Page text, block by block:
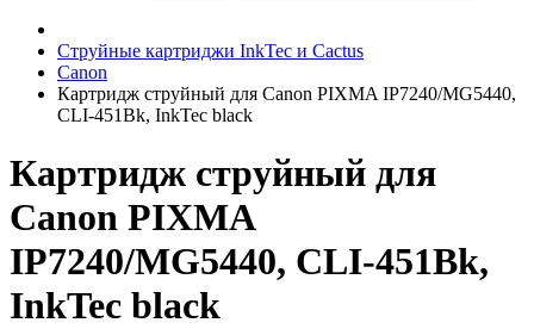
Струйные картриджи InkTec и Cactus
Canon
Картридж струйный для Canon PIXMA IP7240/MG5440,
CLI-451Bk, InkTec black
Картридж струйный для
Canon PIXMA
IP7240/MG5440, CLI-451Bk,
InkTec black